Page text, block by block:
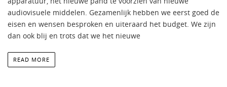
audiovisuele middelen. Gezamenlijk hebben we eerst goed de
eisen en wensen besproken en uiteraard het budget. We zijn
dan ook blij en trots dat we het nieuwe
READ MORE